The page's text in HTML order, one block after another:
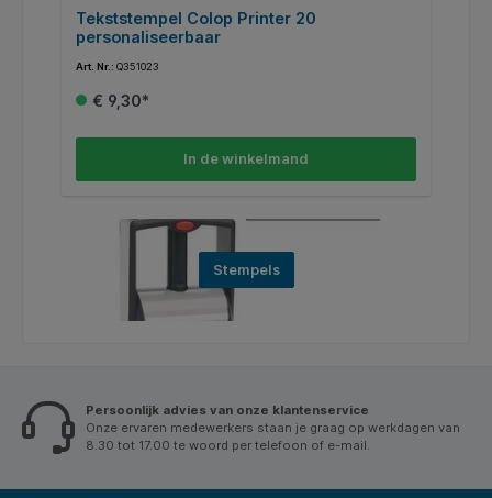
Tekststempel Colop Printer 20
personaliseerbaar
Art. Nr.: Q351023
€ 9,30*
In de winkelmand
Stempels
Persoonlijk advies van onze klantenservice
Onze ervaren medewerkers staan je graag op werkdagen van
8.30 tot 17.00 te woord per telefoon of e-mail.